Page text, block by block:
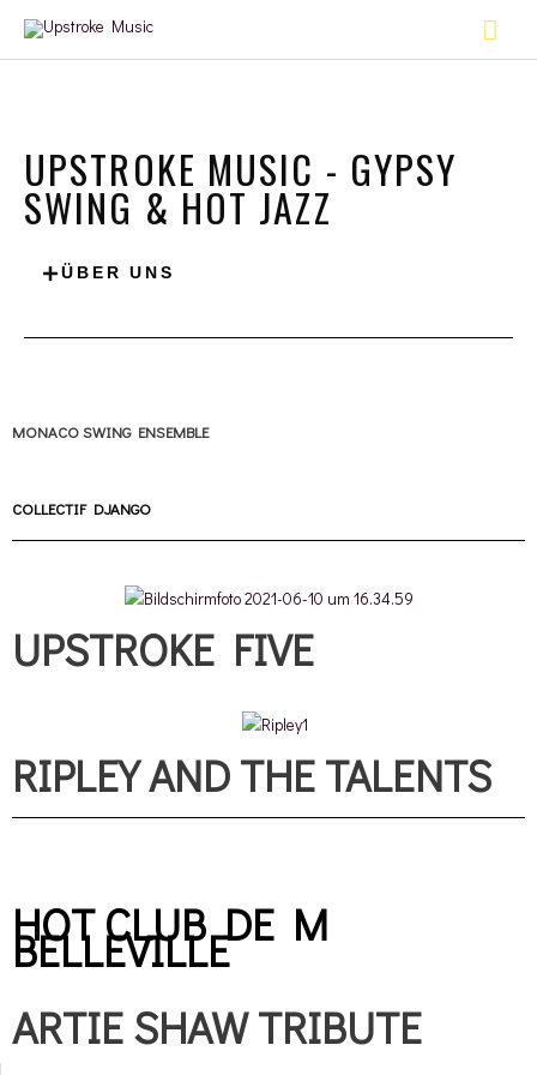
Inhalt
springen
UPSTROKE MUSIC - GYPSY
SWING & HOT JAZZ
ÜBER UNS
MONACO SWING ENSEMBLE
COLLECTIF DJANGO
UPSTROKE FIVE
RIPLEY AND THE TALENTS
HOT CLUB DE M
BELLEVILLE
ARTIE SHAW TRIBUTE